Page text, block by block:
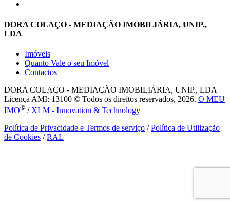
DORA COLAÇO - MEDIAÇÃO IMOBILIÁRIA, UNIP.,
LDA
Imóveis
Quanto Vale o seu Imóvel
Contactos
DORA COLAÇO - MEDIAÇÃO IMOBILIÁRIA, UNIP., LDA
Licença AMI: 13100 © Todos os direitos reservados, 2026. O MEU
IMO® / XLM - Innovation & Technology
Política de Privacidade e Termos de serviço /Política de Utilização
de Cookies /RAL